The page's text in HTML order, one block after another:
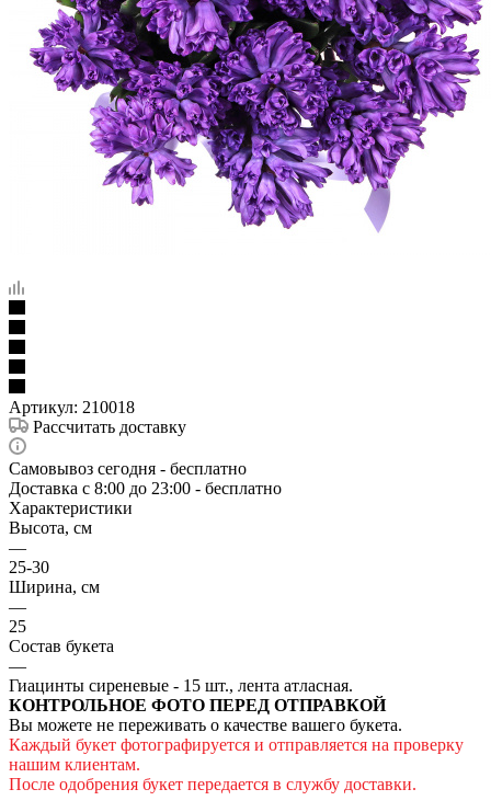
Артикул: 210018
Рассчитать доставку
Самовывоз сегодня - бесплатно
Доставка c 8:00 до 23:00 - бесплатно
Характеристики
Высота, см
—
25-30
Ширина, см
—
25
Состав букета
—
Гиацинты сиреневые - 15 шт., лента атласная.
КОНТРОЛЬНОЕ ФОТО ПЕРЕД ОТПРАВКОЙ
Вы можете не переживать о качестве вашего букета.
Каждый букет фотографируется и отправляется на проверку
нашим клиентам.
После одобрения букет передается в службу доставки.